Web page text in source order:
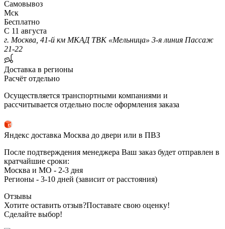
Самовывоз
Мск
Бесплатно
С 11 августа
г. Москва, 41-й км МКАД ТВК «Мельница» 3-я линия Пассаж
21-22
Доставка в регионы
Расчёт отдельно
Осуществляется транспортными компаниями и
рассчитывается отдельно после оформления заказа
Яндекс доставка Москва до двери или в ПВЗ
После подтверждения менеджера Ваш заказ будет отправлен в
кратчайшие сроки:
Москва и МО - 2-3 дня
Регионы - 3-10 дней (зависит от расстояния)
Отзывы
Хотите оставить отзыв?Поставьте свою оценку!
Сделайте выбор!